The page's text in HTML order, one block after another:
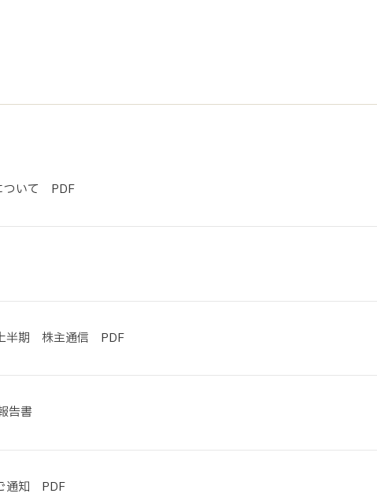
取組事例
ついて PDF
半期 株主通信 PDF
告書
通知 PDF